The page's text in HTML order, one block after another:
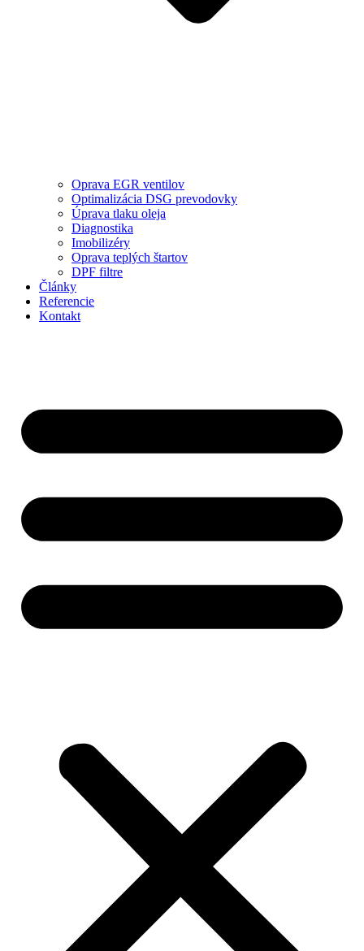
Oprava EGR ventilov
Optimalizácia DSG prevodovky
Úprava tlaku oleja
Diagnostika
Imobilizéry
Oprava teplých štartov
DPF filtre
Články
Referencie
Kontakt